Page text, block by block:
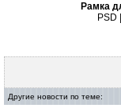
Рамка
PSD
Другие новости по теме: